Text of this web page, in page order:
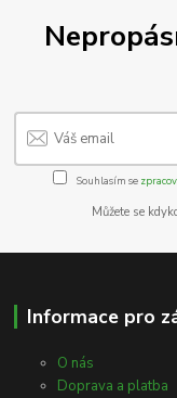
Souhlasím se
Můžete se
Informace pro
O nás
Doprava a platba